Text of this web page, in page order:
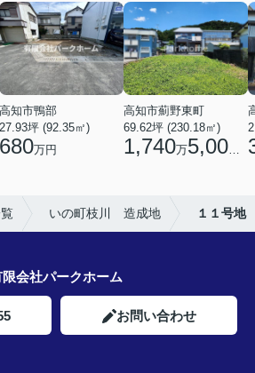
高知市鴨部
27.93坪 (92.35㎡)
680万円
高知市薊野東町
69.62坪 (230.18㎡)
1,740万5,000 円
いの町枝川 造成地 １１号地
限会社パークホーム
お問い合わせ